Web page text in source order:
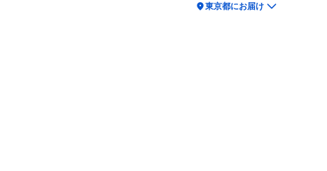
location_on東京都にお届け